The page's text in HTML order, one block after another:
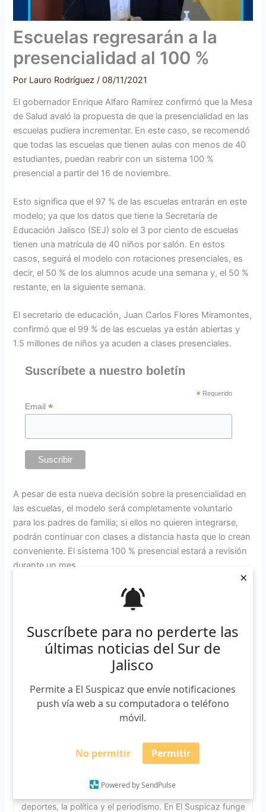
Suscríbete para no perderte las
últimas noticias del Sur de
Jalisco
Permite a El Suspicaz que envíe notificaciones
push vía web a su computadora o teléfono
móvil.
No permitir Permitir
Powered by SendPulse
×
Escuelas regresarán a la
presencialidad al 100 %
Por Lauro Rodríguez/08/11/2021
El gobernador Enrique Alfaro Ramírez confirmó que la Mesa
de Salud avaló la propuesta de que la presencialidad en las
escuelas pudiera incrementar. En este caso, se recomendó
que todas las escuelas que tienen aulas con menos de 40
estudiantes, puedan reabrir con un sistema 100 %
presencial a partir del 16 de noviembre.
Esto significa que el 97 % de las escuelas entrarán en este
modelo; ya que los datos que tiene la Secretaría de
Educación Jalisco (SEJ) solo el 3 por ciento de escuelas
tienen una matrícula de 40 niños por salón. En estos
casos, seguirá el modelo con rotaciones presenciales, es
decir, el 50 % de los alumnos acude una semana y, el 50 %
restante, en la siguiente semana.
El secretario de educación, Juan Carlos Flores Miramontes,
confirmó que el 99 % de las escuelas ya están abiertas y
1.5 millones de niños ya acuden a clases presenciales.
Suscríbete a nuestro boletín
* Requerido
Email*
A pesar de esta nueva decisión sobre la presencialidad en
las escuelas, el modelo será completamente voluntario
para los padres de familia; si ellos no quieren integrarse,
podrán continuar con clases a distancia hasta que lo crean
conveniente. El sistema 100 % presencial estará a revisión
durante un mes.
Además, por las bajas temperaturas que se prevén para el
invierno 2021-2022, cuando sea el regreso a clases tras
a distancia para evitar que los niños estén en alto riesgo de
enfermarse con el factor frío.
Lauro Rodríguez
deportes, la política y el periodismo. En El Suspicaz funge